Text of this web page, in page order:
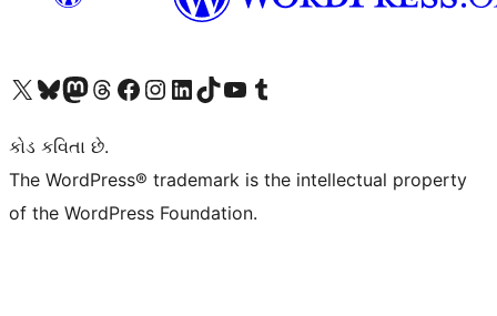
અમારા X (અગાઉ ટ્વિટર) એકાઉન્ટની મુલાકાત લોઅમારા Bluesky એકાઉન્ટની મુલાકાત લોઅમારા માસ્ટોડોન એકાઉન્ટની મુલાકાત લોઅમારા Threads એકાઉન્ટની મુલાકાત લો અમારા ફેસબુક પેજની મુલાકાત લોઅમારા ઇન્સ્ટાગ્રામ એકાઉન્ટની મુલાકાત લો અમારા LinkedIn એકાઉન્ટની મુલાકાત લોઅમારા TikTok એકાઉન્ટની મુલાકાત લોઅમારી YouTube ચેનલની મુલાકાત લો અમારા Tumblr એકાઉન્ટની મુલાકાત લો
કોડ કવિતા છે.
The WordPress® trademark is the intellectual property
of the WordPress Foundation.